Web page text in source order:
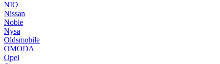
NIO
Nissan
Noble
Nysa
Oldsmobile
OMODA
Opel